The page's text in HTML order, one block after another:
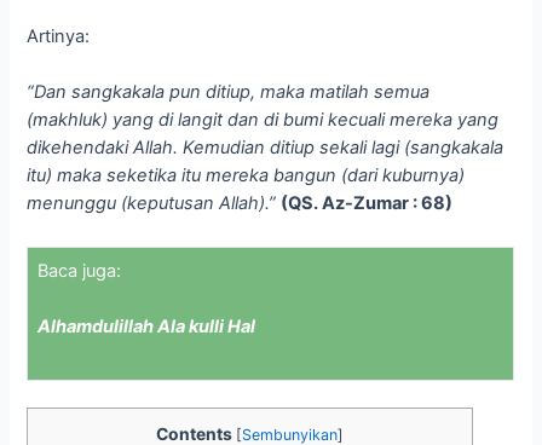
Artinya:
“Dan sangkakala pun ditiup, maka matilah semua
(makhluk) yang di langit dan di bumi kecuali mereka yang
dikehendaki Allah. Kemudian ditiup sekali lagi (sangkakala
itu) maka seketika itu mereka bangun (dari kuburnya)
menunggu (keputusan Allah).” (QS. Az-Zumar : 68)
Baca juga:
Alhamdulillah Ala kulli Hal
Contents [Sembunyikan]